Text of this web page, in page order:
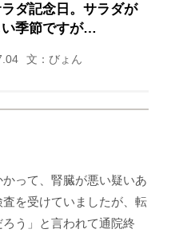
ラダ記念日。サラダが
い季節ですが…
文：びょん
って、腎臓が悪い疑いあ
を受けていましたが、転
う」と言われて通院終